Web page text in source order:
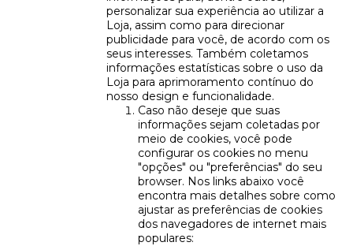
personalizar sua experiência ao utilizar a
Loja, assim como para direcionar
publicidade para você, de acordo com os
seus interesses. Também coletamos
informações estatísticas sobre o uso da
Loja para aprimoramento contínuo do
nosso design e funcionalidade.
Caso não deseje que suas
informações sejam coletadas por
meio de cookies, você pode
configurar os cookies no menu
"opções" ou "preferências" do seu
browser. Nos links abaixo você
encontra mais detalhes sobre como
ajustar as preferências de cookies
dos navegadores de internet mais
populares: